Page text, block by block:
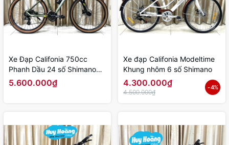
Xe Đạp Califonia 750cc
Phanh Dầu 24 số Shimano
Trục rỗng
5.600.000₫
Xe đạp Califonia Modeltime
Khung nhôm 6 số Shimano
4.300.000₫
4.500.000₫
- 4%